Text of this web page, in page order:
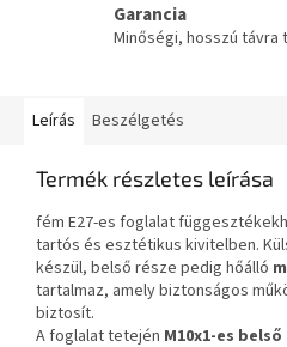
Garancia
Minőségi, hosszú
Leírás Beszélgetés
Termék részletes leírása
fém E27-es foglalat
tartós és esztétikus kivitelben.
készül, belső része pedig hőálló
tartalmaz, amely biztonságos
biztosít.
A foglalat tetején M10x1-es